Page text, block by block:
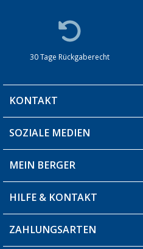
30 Tage Rückgaberecht
KONTAKT
Du hast eine Frage?
Filiale finden
SOZIALE MEDIEN
MEIN BERGER
Blog
Produkttester
HILFE & KONTAKT
Fragen & Antworten / FAQ
ZAHLUNGSARTEN